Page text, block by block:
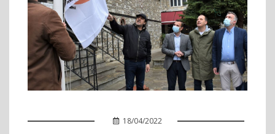
18/04/2022